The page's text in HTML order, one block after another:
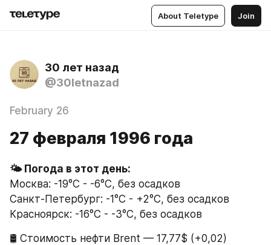
About Teletype Join
30 лет назад
@30letnazad
February 26
27 февраля 1996 года
Москва: -19°C - -6°C, без осадков
Санкт-Петербург: -1°C - +2°C, без осадков
Красноярск: -16°C - -3°C, без осадков
🛢 Стоимость нефти Brent — 17,77$ (+0,02)